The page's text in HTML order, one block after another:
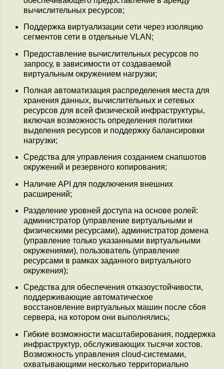
вычислительных ресурсов;
Поддержка виртуализации сети через изоляцию
сегментов сети в отдельные VLAN;
Предоставление вычислительных ресурсов по
запросу, в зависимости от создаваемой
виртуальным окружением нагрузки;
Полная автоматизация распределения места для
хранения данных, вычислительных и сетевых
ресурсов для всей физической инфраструктуры,
включая возможность определения политики
выделения ресурсов и поддержку балансировки
нагрузки;
Средства для управления созданием снапшотов
окружений и резервного копирования;
Наличие API для подключения внешних
расширений;
Разделение уровней доступа на основе ролей:
администратор (управление виртуальными и
физическими ресурсами), администратор домена
(управление только указанными виртуальными
окружениями), пользователь (управление
ресурсами в рамках заданного виртуального
окружения);
Средства для обеспечения отказоустойчивости,
поддерживающие автоматическое
восстановление виртуальных машин после сбоя
сервера, на котором они выполнялись;
Гибкие возможности масштабирования, поддержка
инфраструктур, обслуживающих тысячи хостов.
Возможность управления cloud-системами,
охватывающими несколько территориально